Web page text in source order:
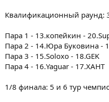
Квалификационный раунд:
Пара 1 - 13.копейкин -
Пара 2 - 14.Юра Буковина -
Пара 3 - 15.Soloxo - 18.GEK
Пара 4 - 16.Yaguar - 17.ХАНТ
1/8 финала: 5 и 6 тур